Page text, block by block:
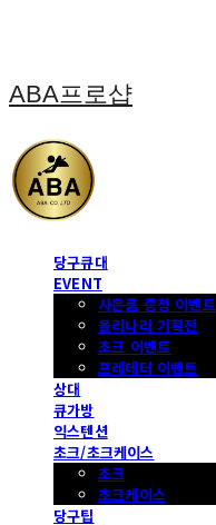
ABA프로샵
당구큐대
EVENT
사은품 증정 이벤트
몰리나리 기획전
초크 이벤트
프레데터 이벤트
상대
큐가방
익스텐션
초크/초크케이스
초크
초크케이스
당구팁